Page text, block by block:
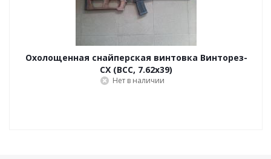
Охолощенная снайперская винтовка Винторез-
СХ (ВСС, 7.62x39)
Нет в наличии